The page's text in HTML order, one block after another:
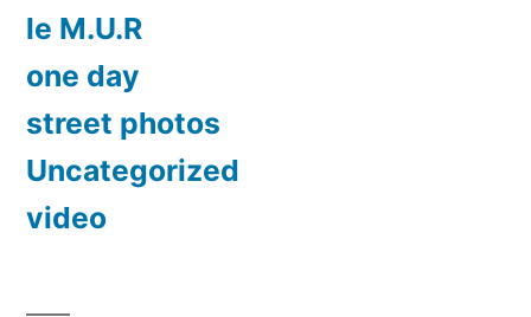
le M.U.R
one day
street photos
Uncategorized
video